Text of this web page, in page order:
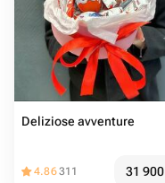
Deliziose avventure
4.86311 31 900